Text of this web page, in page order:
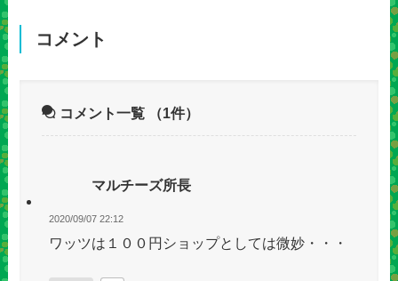
コメント
コメント一覧 （1件）
マルチーズ所長
2020/09/07 22:12
ワッツは１００円ショップとしては微妙・・・